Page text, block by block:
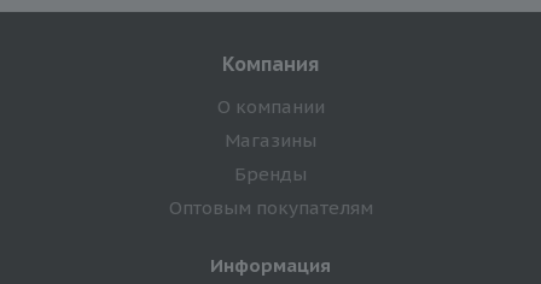
Компания
О компании
Магазины
Бренды
Оптовым покупателям
Информация